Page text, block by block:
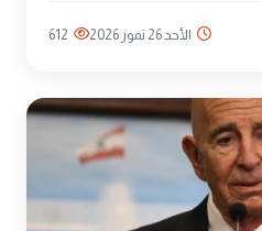
الأحد 26 تموز 2026 612